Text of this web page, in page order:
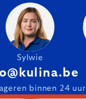
Sylwie
binnen 24 uur